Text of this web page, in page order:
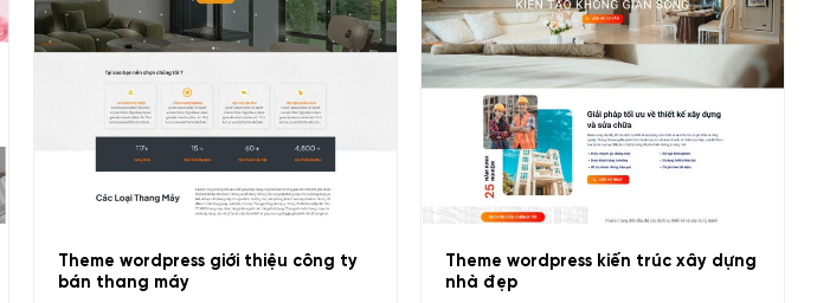
Theme wordpress giới thiệu công ty
bán thang máy
Theme wordpress kiến trúc xây dựng
nhà đẹp